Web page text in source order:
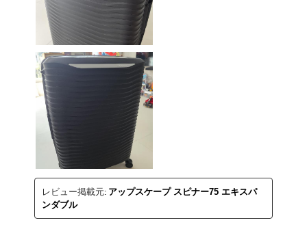
レビュー掲載元: アップスケープ スピナー75 エキスパ
ンダブル